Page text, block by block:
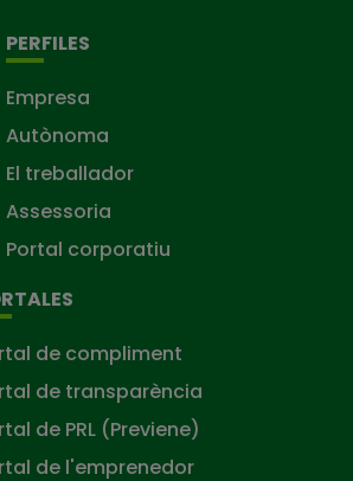
PERFILES
Empresa
Autònoma
El treballador
Assessoria
Portal corporatiu
de compliment
de transparència
de PRL (Previene)
de l'emprenedor